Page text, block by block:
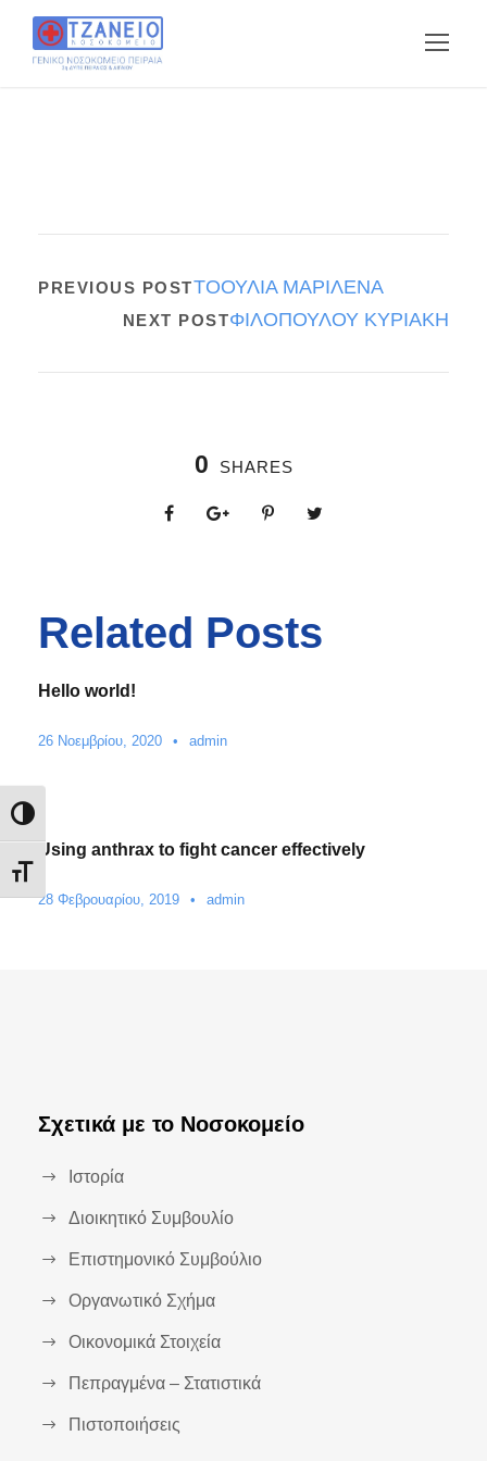
Εναλλαγή Υψηλής Αντίθεσης
Εναλλαγή Μεγέθους Γραμμάτων
PREVIOUS POSTΤΟΟΥΛΙΑ ΜΑΡΙΛΕΝΑ
NEXT POSTΦΙΛΟΠΟΥΛΟΥ ΚΥΡΙΑΚΗ
0 SHARES
Related Posts
Hello world!
26 Νοεμβρίου, 2020 • admin
Using anthrax to fight cancer effectively
28 Φεβρουαρίου, 2019 • admin
Σχετικά με το Νοσοκομείο
Ιστορία
Διοικητικό Συμβουλίο
Επιστημονικό Συμβούλιο
Οργανωτικό Σχήμα
Οικονομικά Στοιχεία
Πεπραγμένα – Στατιστικά
Πιστοποιήσεις